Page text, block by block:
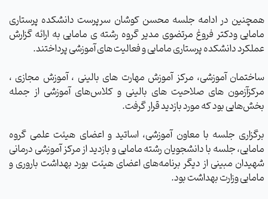
همچنین در ادامه جلسه محسن کوشان سرپرست دانشکده پرستاری
مامایی ودکتر فروغ مرتضوی مدیر گروه رشته ی مامایی به ارائه گزارش
عملکرد دانشکده پرستاری مامایی و فعالیت های آموزشی پرداختند.
ساختمان آموزشی، مرکز آموزش مهارت های بالینی ، آموزش مجازی ،
مرکزآزمون های صلاحیت های بالینی و کلاس‌های آموزشی از جمله
بخش‌هایی بود که مورد بازدید قرار گرفت.
برگزاری جلسه با معاون آموزشی، اساتید و اعضای هیئت علمی گروه
مامایی، جلسه با دانشجویان رشته مامایی و بازدید از مرکز آموزشی درمانی
شهیدان مبینی از دیگر برنامه‌های اعضای هیئت بورد بهداشت باروری و
مامایی وزارت بهداشت بود.